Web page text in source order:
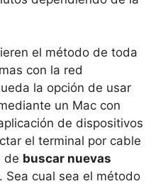
el método de toda
con la red
la opción de usar
un Mac con
de dispositivos
el terminal por cable
de buscar nuevas
Sea cual sea el método